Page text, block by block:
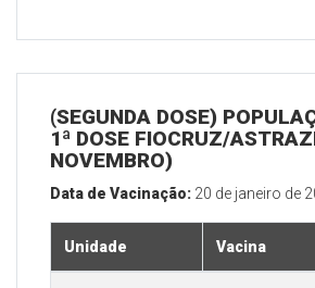
(SEGUNDA DOSE)
1ª DOSE FIOCRUZ/
NOVEMBRO)
Data de Vacinação: 20 de janeiro de
Unidade Vacina